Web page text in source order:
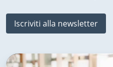
Iscriviti alla newsletter